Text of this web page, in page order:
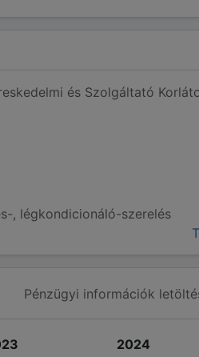
és Szolgáltató
, légkondicionáló-szerelés
Pénzügyi információk
2024